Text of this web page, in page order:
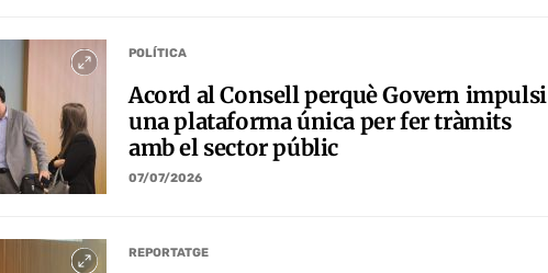
POLÍTICA
Acord al Consell perquè Govern impulsi
una plataforma única per fer tràmits
amb el sector públic
07/07/2026
REPORTATGE